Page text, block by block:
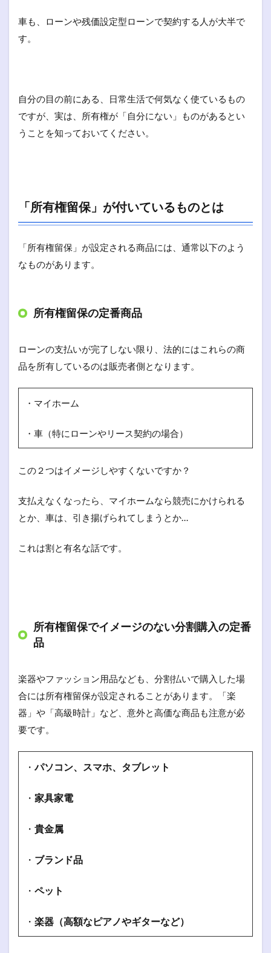
車も、ローンや残価設定型ローンで契約する人が大半で
す。
自分の目の前にある、日常生活で何気なく使ているもの
ですが、実は、所有権が「自分にない」ものがあるとい
うことを知っておいてください。
「所有権留保」が付いているものとは
「所有権留保」が設定される商品には、通常以下のよう
なものがあります。
所有権留保の定番商品
ローンの支払いが完了しない限り、法的にはこれらの商
品を所有しているのは販売者側となります。
・マイホーム
・車（特にローンやリース契約の場合）
この２つはイメージしやすくないですか？
支払えなくなったら、マイホームなら競売にかけられる
とか、車は、引き揚げられてしまうとか…
これは割と有名な話です。
所有権留保でイメージのない分割購入の定番
品
楽器やファッション用品なども、分割払いで購入した場
合には所有権留保が設定されることがあります。「楽
器」や「高級時計」など、意外と高価な商品も注意が必
要です。
・ パソコン、スマホ、タブレット
・ 家具家電
・ 貴金属
・ ブランド品
・ ペット
・ 楽器（高額なピアノやギターなど）